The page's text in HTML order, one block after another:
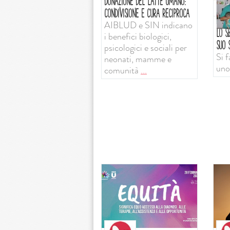
CONDIVISIONE E CURA RECIPROCA
AIBLUD e SIN indicano
i benefici biologici,
psicologici e sociali per
neonati, mamme e
comunità ...
LO
SUO
Si